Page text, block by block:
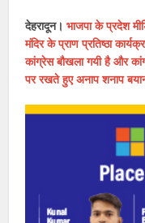
देहरादून। भाजपा के प्रदेश
मंदिर के प्राण प्रतिष्ठा
कांग्रेस बौखला गयी है और
पर रखते हुए अनाप शनाप